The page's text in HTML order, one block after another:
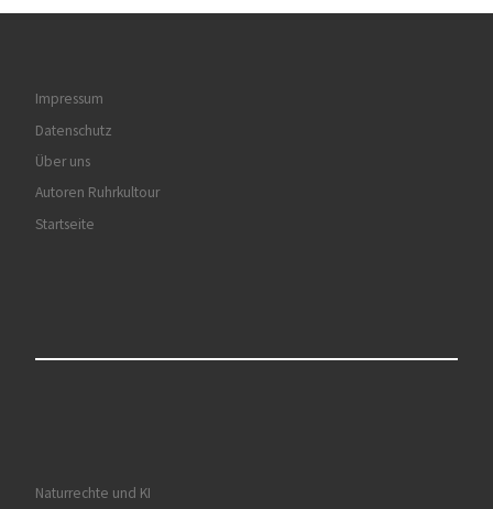
Impressum
Datenschutz
Über uns
Autoren Ruhrkultour
Startseite
Naturrechte und KI